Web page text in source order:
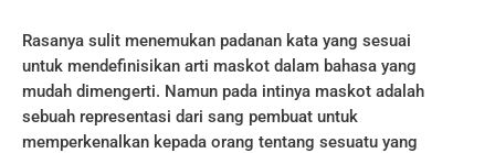
Rasanya sulit menemukan padanan kata yang sesuai
untuk mendefinisikan arti maskot dalam bahasa yang
mudah dimengerti. Namun pada intinya maskot adalah
sebuah representasi dari sang pembuat untuk
memperkenalkan kepada orang tentang sesuatu yang